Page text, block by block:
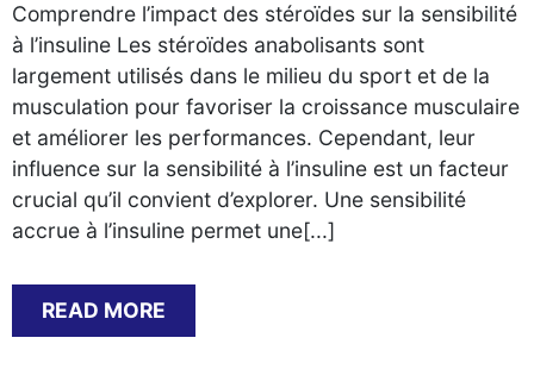
Comprendre l’impact des stéroïdes sur la sensibilité
à l’insuline Les stéroïdes anabolisants sont
largement utilisés dans le milieu du sport et de la
musculation pour favoriser la croissance musculaire
et améliorer les performances. Cependant, leur
influence sur la sensibilité à l’insuline est un facteur
crucial qu’il convient d’explorer. Une sensibilité
accrue à l’insuline permet une[...]
READ MORE